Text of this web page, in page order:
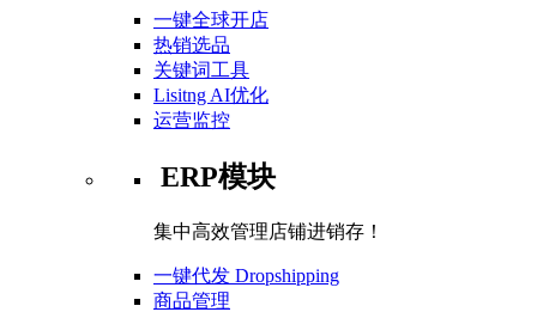
一键全球开店
热销选品
关键词工具
Lisitng AI优化
运营监控
ERP模块
集中高效管理店铺进销存！
一键代发 Dropshipping
商品管理